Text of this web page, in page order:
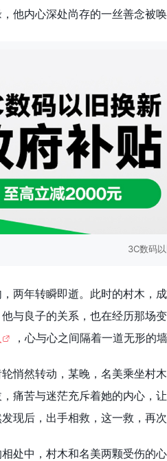
他内心深处尚存的一丝善念被
3C数码
两年转瞬即逝。此时的村木，
与良子的关系，也在经历那场
，心与心之间隔着一道无形的墙
悄然转动，某晚，名美乘坐村
痛苦与迷茫充斥着她的内心，
现后，出手相救，这一救，再
处中，村木和名美两颗受伤的